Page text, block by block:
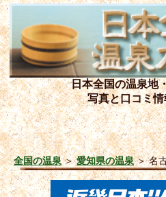
日本全国の温泉地
写真と口コミ
全国の温泉＞愛知県の温泉＞名